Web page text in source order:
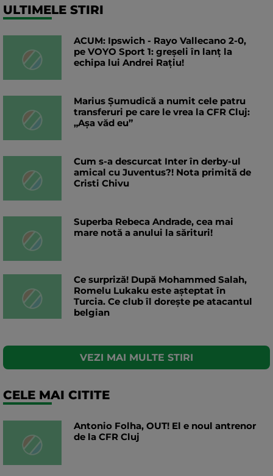
ULTIMELE STIRI
ACUM: Ipswich - Rayo Vallecano 2-0,
pe VOYO Sport 1: greșeli în lanț la
echipa lui Andrei Rațiu!
Marius Șumudică a numit cele patru
transferuri pe care le vrea la CFR Cluj:
„Aşa văd eu”
Cum s-a descurcat Inter în derby-ul
amical cu Juventus?! Nota primită de
Cristi Chivu
Superba Rebeca Andrade, cea mai
mare notă a anului la sărituri!
Ce surpriză! După Mohammed Salah,
Romelu Lukaku este așteptat în
Turcia. Ce club îl dorește pe atacantul
belgian
VEZI MAI MULTE STIRI
CELE MAI CITITE
Antonio Folha, OUT! El e noul antrenor
de la CFR Cluj